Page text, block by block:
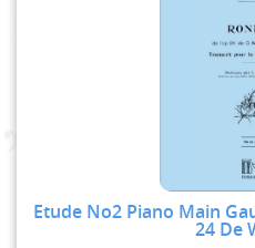
Etude No2 Piano Main
24 De